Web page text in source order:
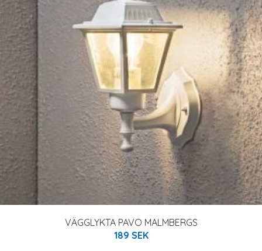
VÄGGLYKTA PAVO MALMBERGS
189 SEK